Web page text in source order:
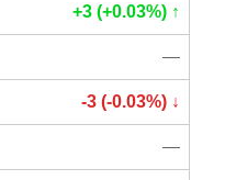
+3 (+0.03%) ↑
—
-3 (-0.03%) ↓
—